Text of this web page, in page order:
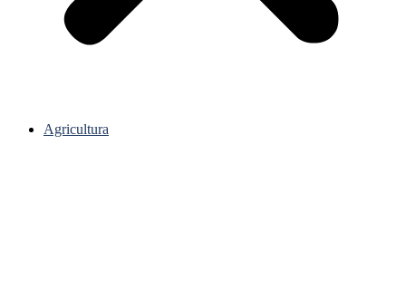
Agricultura